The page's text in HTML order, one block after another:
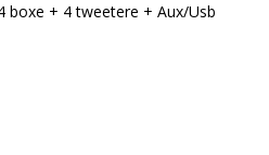
boxe + 4 tweetere + Aux/Usb